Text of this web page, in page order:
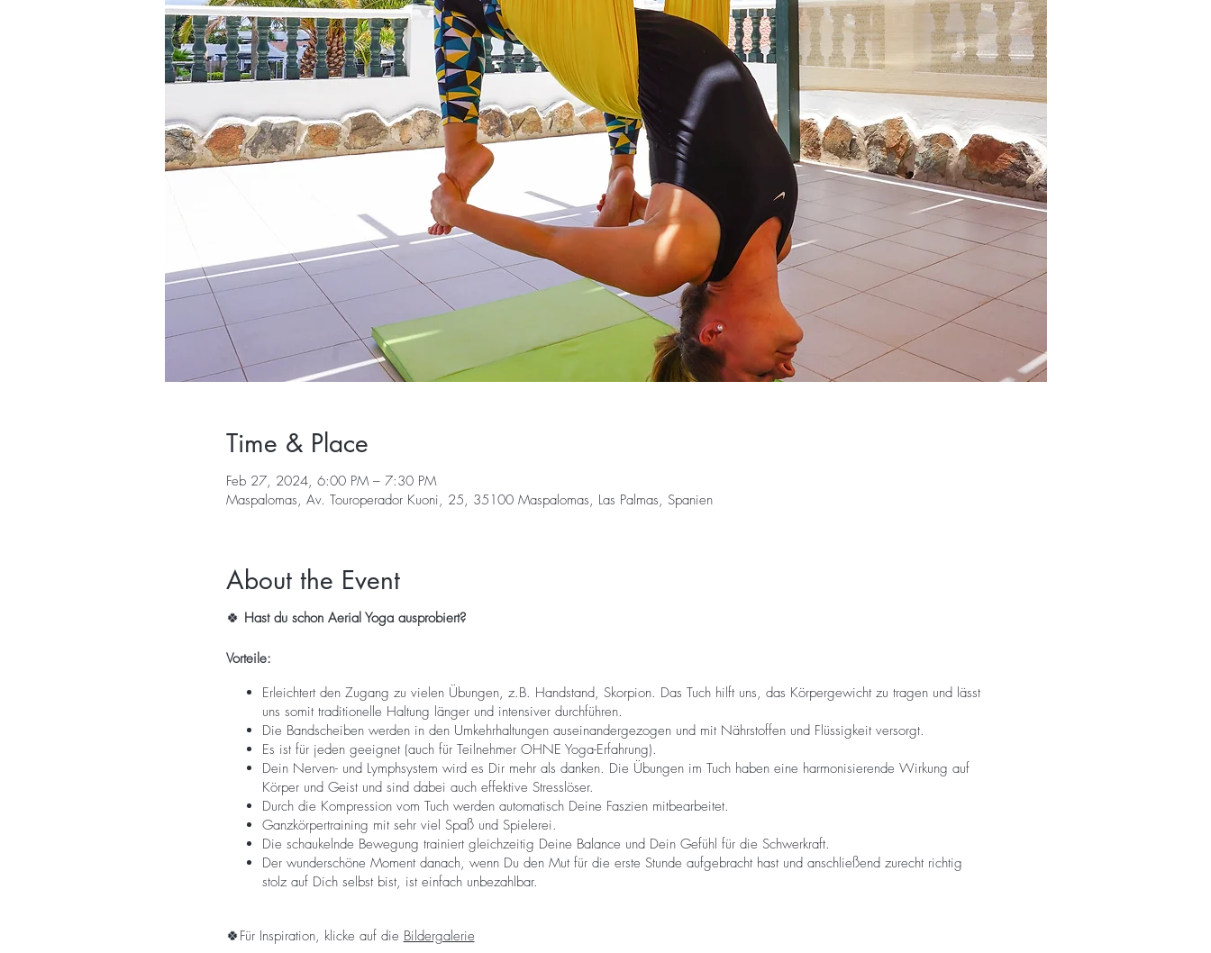
Time & Place
Feb 27, 2024, 6:00 PM – 7:30 PM
Maspalomas, Av. Touroperador Kuoni, 25, 35100 Maspalomas, Las Palmas, Spanien
About the Event
🍀 Hast du schon Aerial Yoga ausprobiert?
Vorteile:
Erleichtert den Zugang zu vielen Übungen, z.B. Handstand, Skorpion. Das Tuch hilft uns, das Körpergewicht zu tragen und lässt
uns somit traditionelle Haltung länger und intensiver durchführen.
Die Bandscheiben werden in den Umkehrhaltungen auseinandergezogen und mit Nährstoffen und Flüssigkeit versorgt.
Es ist für jeden geeignet (auch für Teilnehmer OHNE Yoga-Erfahrung).
Dein Nerven- und Lymphsystem wird es Dir mehr als danken. Die Übungen im Tuch haben eine harmonisierende Wirkung auf
Körper und Geist und sind dabei auch effektive Stresslöser.
Durch die Kompression vom Tuch werden automatisch Deine Faszien mitbearbeitet.
Ganzkörpertraining mit sehr viel Spaß und Spielerei.
Die schaukelnde Bewegung trainiert gleichzeitig Deine Balance und Dein Gefühl für die Schwerkraft.
Der wunderschöne Moment danach, wenn Du den Mut für die erste Stunde aufgebracht hast und anschließend zurecht richtig
stolz auf Dich selbst bist, ist einfach unbezahlbar.
🍀Für Inspiration, klicke auf die Bildergalerie